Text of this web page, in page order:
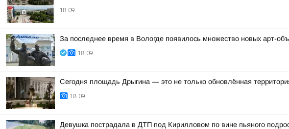
18:09
За последнее время в Вологде появилось множество новых арт-
18:09
Сегодня площадь Дрыгина — это не только обновлённая
18:09
Девушка пострадала в ДТП под Кирилловом по вине пьяного